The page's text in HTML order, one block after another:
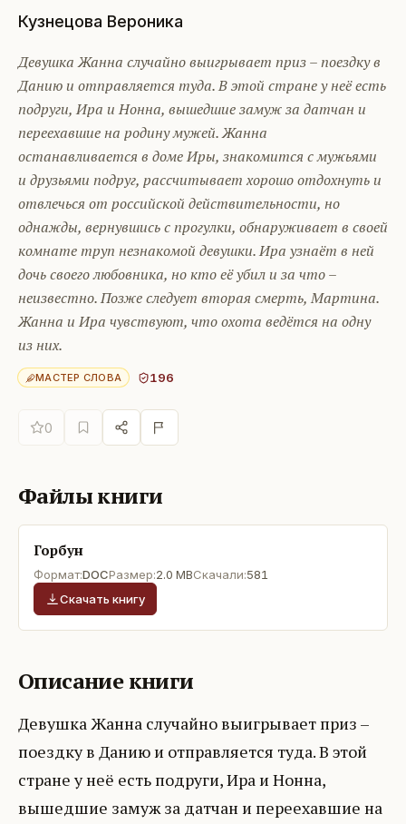
Кузнецова Вероника
Девушка Жанна случайно выигрывает приз – поездку в
Данию и отправляется туда. В этой стране у неё есть
подруги, Ира и Нонна, вышедшие замуж за датчан и
переехавшие на родину мужей. Жанна
останавливается в доме Иры, знакомится с мужьями
и друзьями подруг, рассчитывает хорошо отдохнуть и
отвлечься от российской действительности, но
однажды, вернувшись с прогулки, обнаруживает в своей
комнате труп незнакомой девушки. Ира узнаёт в ней
дочь своего любовника, но кто её убил и за что –
неизвестно. Позже следует вторая смерть, Мартина.
Жанна и Ира чувствуют, что охота ведётся на одну
из них.
МАСТЕР СЛОВА 196
0
Файлы книги
Горбун
Формат:DOCРазмер:2.0 MBСкачали:581
Скачать книгу
Описание книги
Девушка Жанна случайно выигрывает приз –
поездку в Данию и отправляется туда. В этой
стране у неё есть подруги, Ира и Нонна,
вышедшие замуж за датчан и переехавшие на